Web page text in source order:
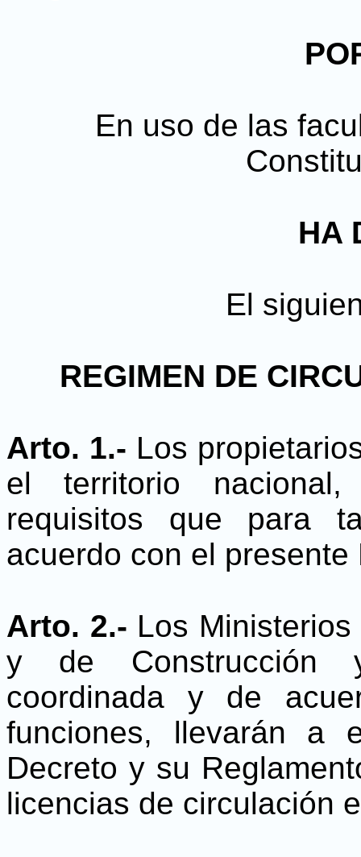
En uso de las
HA
El
REGIMEN DE
Arto. 1.- Los
el territorio
requisitos que para
acuerdo con el
Arto. 2.- Los
y de Construcción
coordinada y de
funciones, llevarán a
Decreto y su
licencias de circulación